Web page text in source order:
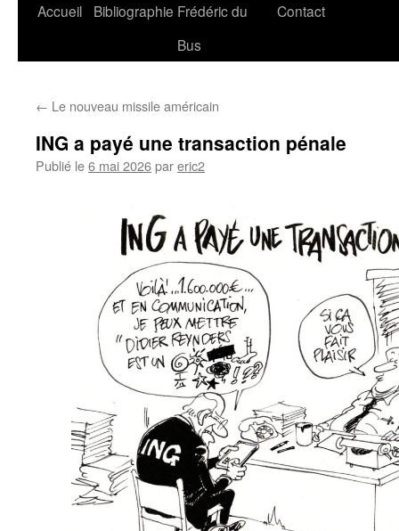
Accueil Bibliographie Frédéric du
Bus
Contact
← Le nouveau missile américain
ING a payé une transaction pénale
Publié le6 mai 2026pareric2